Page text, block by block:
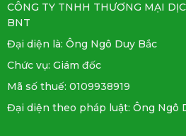
CÔNG TY TNHH THƯƠNG MẠI
BNT
Đại diện là: Ông Ngô Duy Bắc
Chức vụ: Giám đốc
Mã số thuế: 0109938919
Đại diện theo pháp luật: Ông Ngô